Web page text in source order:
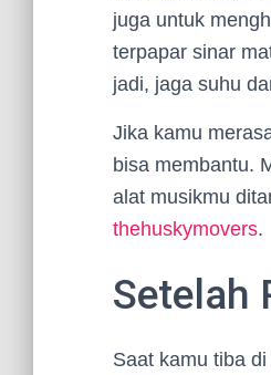
juga untuk
terpapar sinar
jadi, jaga suhu
Jika kamu
bisa membantu.
alat musikmu
thehuskymovers.
Setelah
Saat kamu tiba